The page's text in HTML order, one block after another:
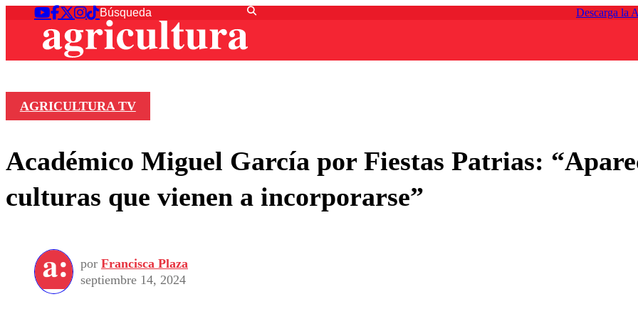
Descarga la
AGRICULTURA TV
Académico Miguel García por Fiestas Patrias:
culturas que vienen a incorporarse”
por Francisca Plaza
septiembre 14, 2024